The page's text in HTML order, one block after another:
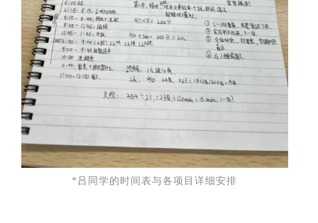
*吕同学的时间表与各项目详细安排